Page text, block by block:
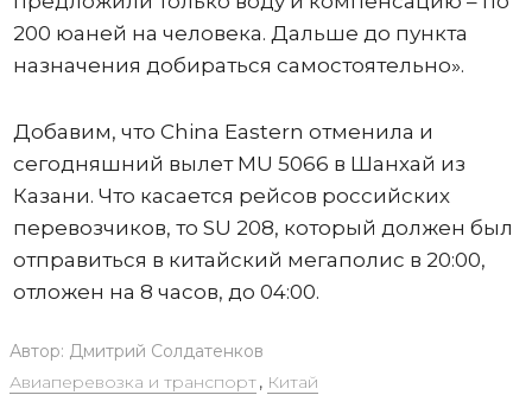
200 юаней на человека. Дальше до пункта
назначения добираться самостоятельно».
Добавим, что China Eastern отменила и
сегодняшний вылет MU 5066 в Шанхай из
Казани. Что касается рейсов российских
перевозчиков, то SU 208, который должен был
отправиться в китайский мегаполис в 20:00,
отложен на 8 часов, до 04:00.
Автор: Дмитрий Солдатенков
Авиаперевозка и транспорт, Китай